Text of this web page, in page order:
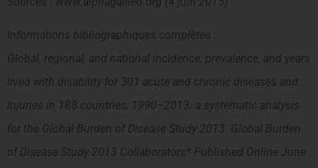
Informations bibliographiques complètes :
Global, regional, and national incidence, prevalence, and years
lived with disability for 301 acute and chronic diseases and
injuries in 188 countries, 1990–2013: a systematic analysis
for the Global Burden of Disease Study 2013. Global Burden
of Disease Study 2013 Collaborators* Published Online June